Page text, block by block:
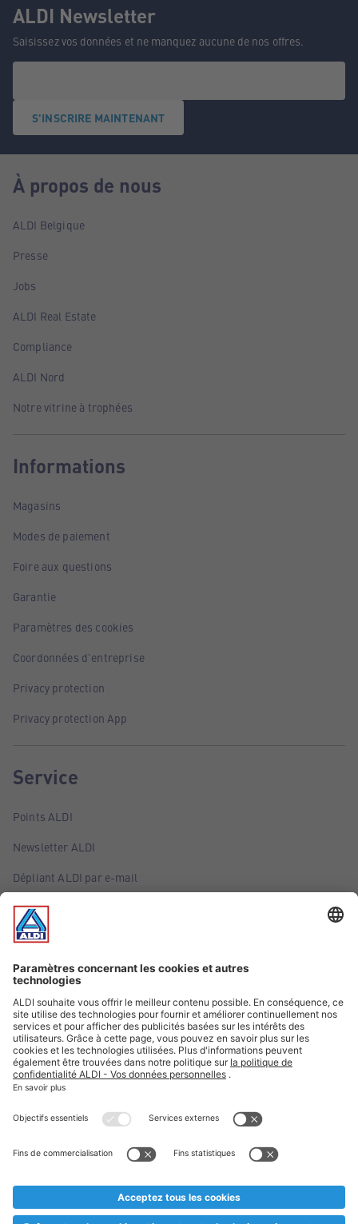
ALDI Newsletter
Saisissez vos données et ne manquez aucune de nos offres.
S'INSCRIRE MAINTENANT
À propos de nous
ALDI Belgique
Presse
Jobs
ALDI Real Estate
Compliance
ALDI Nord
Notre vitrine à trophées
Informations
Magasins
Modes de paiement
Foire aux questions
Garantie
Paramètres des cookies
Coordonnées d'entreprise
Privacy protection
Privacy protection App
Service
Points ALDI
Newsletter ALDI
Dépliant ALDI par e-mail
Offres
Infos essentielles
Suivez ALDI Belgique
Textes marqués d'un astérisque et mentions légales
* Nous vendons ces articles temporairement et jusqu'à
au cas où, malgré le planning bien étudié, nous serions
prématurément en rupture de stock. Prix Recupel et TVA incl.
** Sur ce site, l’utilisation de la forme masculine a été adoptée